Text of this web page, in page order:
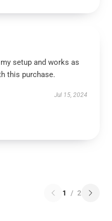
setup and works as
this purchase.
Jul 15, 2024
1 / 2